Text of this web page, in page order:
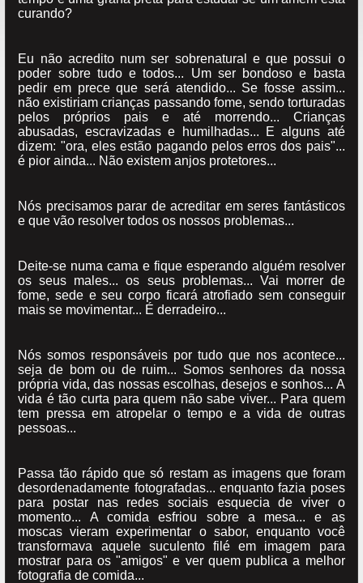
curando?
Eu não acredito num ser sobrenatural e que possui o
poder sobre tudo e todos... Um ser bondoso e basta
pedir em prece que será atendido... Se fosse assim...
não existiriam crianças passando fome, sendo torturadas
pelos próprios pais e até morrendo... Crianças
abusadas, escravizadas e humilhadas... E alguns até
dizem: "ora, eles estão pagando pelos erros dos pais"...
é pior ainda... Não existem anjos protetores...
Nós precisamos parar de acreditar em seres fantásticos
e que vão resolver todos os nossos problemas...
Deite-se numa cama e fique esperando alguém resolver
os seus males... os seus problemas... Vai morrer de
fome, sede e seu corpo ficará atrofiado sem conseguir
mais se movimentar... É derradeiro...
Nós somos responsáveis por tudo que nos acontece...
seja de bom ou de ruim... Somos senhores da nossa
própria vida, das nossas escolhas, desejos e sonhos... A
vida é tão curta para quem não sabe viver... Para quem
tem pressa em atropelar o tempo e a vida de outras
pessoas...
Passa tão rápido que só restam as imagens que foram
desordenadamente fotografadas... enquanto fazia poses
para postar nas redes sociais esquecia de viver o
momento... A comida esfriou sobre a mesa... e as
moscas vieram experimentar o sabor, enquanto você
transformava aquele suculento filé em imagem para
mostrar para os "amigos" e ver quem publica a melhor
fotografia de comida...